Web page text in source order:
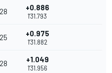
28 +0.886
1'31.793
25 +0.975
1'31.882
28 +1.049
1'31.956